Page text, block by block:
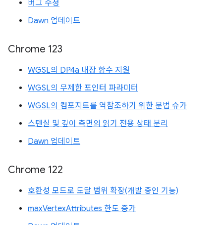
버그 수정
Dawn 업데이트
Chrome 123
WGSL의 DP4a 내장 함수 지원
WGSL의 무제한 포인터 파라미터
WGSL의 컴포지트를 역참조하기 위한 문법 슈가
스텐실 및 깊이 측면의 읽기 전용 상태 분리
Dawn 업데이트
Chrome 122
호환성 모드로 도달 범위 확장(개발 중인 기능)
maxVertexAttributes 한도 증가